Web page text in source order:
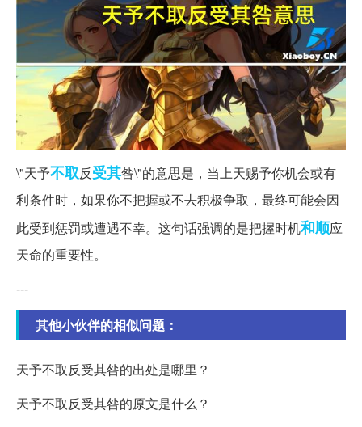
\"天予不取反受其咎\"的意思是，当上天赐予你机会或有
利条件时，如果你不把握或不去积极争取，最终可能会因
此受到惩罚或遭遇不幸。这句话强调的是把握时机和顺应
天命的重要性。
---
其他小伙伴的相似问题：
天予不取反受其咎的出处是哪里？
天予不取反受其咎的原文是什么？